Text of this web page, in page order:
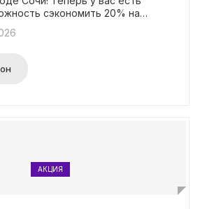
сэкономить 20% на
скидка доступна всем
пребывания при условии
одним именем. Чтобы
АКЦИЯ